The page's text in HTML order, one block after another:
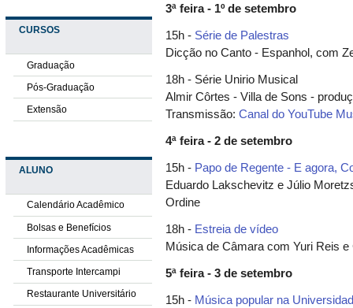
CURSOS
Graduação
Pós-Graduação
Extensão
ALUNO
Calendário Acadêmico
Bolsas e Benefícios
Informações Acadêmicas
Transporte Intercampi
Restaurante Universitário
3ª feira - 1º de setembro
15h - Série de Palestras
Dicção no Canto - Espanhol, com
18h - Série Unirio Musical
Almir Côrtes - Villa de Sons -
Transmissão:Canal do YouTube
4ª feira - 2 de setembro
15h - Papo de Regente - E agora,
Eduardo Lakschevitz e Júlio
Ordine
18h - Estreia de vídeo
Música de Câmara com Yuri Reis e
5ª feira - 3 de setembro
15h - Música popular na